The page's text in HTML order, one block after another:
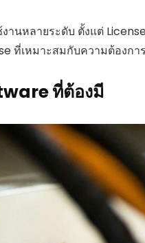
นหลายระดับ ตั้งแต่
ที่เหมาะสมกับความต้องก
ที่ต้องมี